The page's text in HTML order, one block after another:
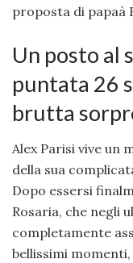
proposta di papaà
Un posto al
puntata 26
brutta
Alex Parisi vive un
della sua
Dopo essersi
Rosaria, che negli
completamente
bellissimi